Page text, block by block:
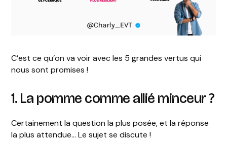
C’est ce qu’on va voir avec les 5 grandes vertus qui
nous sont promises !
1. La pomme comme allié minceur ?
Certainement la question la plus posée, et la réponse
la plus attendue... Le sujet se discute !